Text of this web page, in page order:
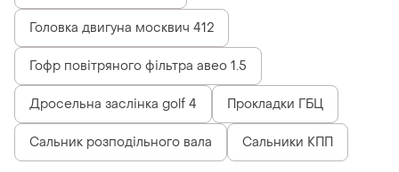
Головка двигуна москвич 412
Гофр повітряного фільтра авео 1.5
Дросельна заслінка golf 4 Прокладки ГБЦ
Сальник розподільного вала Сальники КПП